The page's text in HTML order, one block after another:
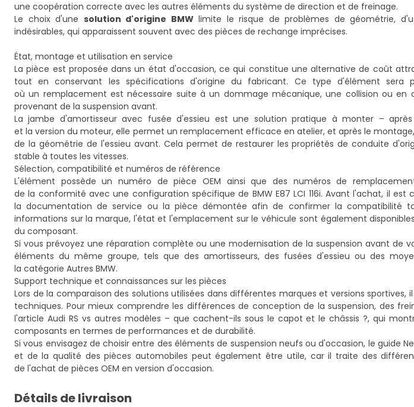
une coopération correcte avec les autres éléments du système de direction et de freinage.
Le choix d'une solution d'origine BMWlimite le risque de problèmes de géométrie,
indésirables, qui apparaissent souvent avec des pièces de rechange imprécises.
État, montage et utilisation en service
La pièce est proposée dans un état d'occasion, ce qui constitue une alternative de coût
tout en conservant les spécifications d'origine du fabricant. Ce type d'élément sera
où un remplacement est nécessaire suite à un dommage mécanique, une collision ou en
provenant de la suspension avant.
La jambe d'amortisseur avec fusée d'essieu est une solution pratique à monter –
et la version du moteur, elle permet un remplacement efficace en atelier, et après le
de la géométrie de l'essieu avant. Cela permet de restaurer les propriétés de conduite
stable à toutes les vitesses.
Sélection, compatibilité et numéros de référence
L'élément possède un numéro de pièce OEM ainsi que des numéros de
de la conformité avec une configuration spécifique de BMW E87 LCI 116i. Avant l'achat, il
la documentation de service ou la pièce démontée afin de confirmer la compatibilité
informations sur la marque, l'état et l'emplacement sur le véhicule sont également
du composant.
Si vous prévoyez une réparation complète ou une modernisation de la suspension avant de
éléments du même groupe, tels que des amortisseurs, des fusées d'essieu ou des
la catégorie Autres BMW.
Support technique et connaissances sur les pièces
Lors de la comparaison des solutions utilisées dans différentes marques et versions
techniques. Pour mieux comprendre les différences de conception de la suspension, des
l'article Audi RS vs autres modèles – que cachent-ils sous le capot et le châssis ?, qui
composants en termes de performances et de durabilité.
Si vous envisagez de choisir entre des éléments de suspension neufs ou d'occasion, le guide
et de la qualité des pièces automobiles peut également être utile, car il traite des
de l'achat de pièces OEM en version d'occasion.
Détails de livraison